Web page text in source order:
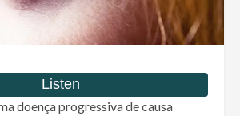
doença progressiva de causa